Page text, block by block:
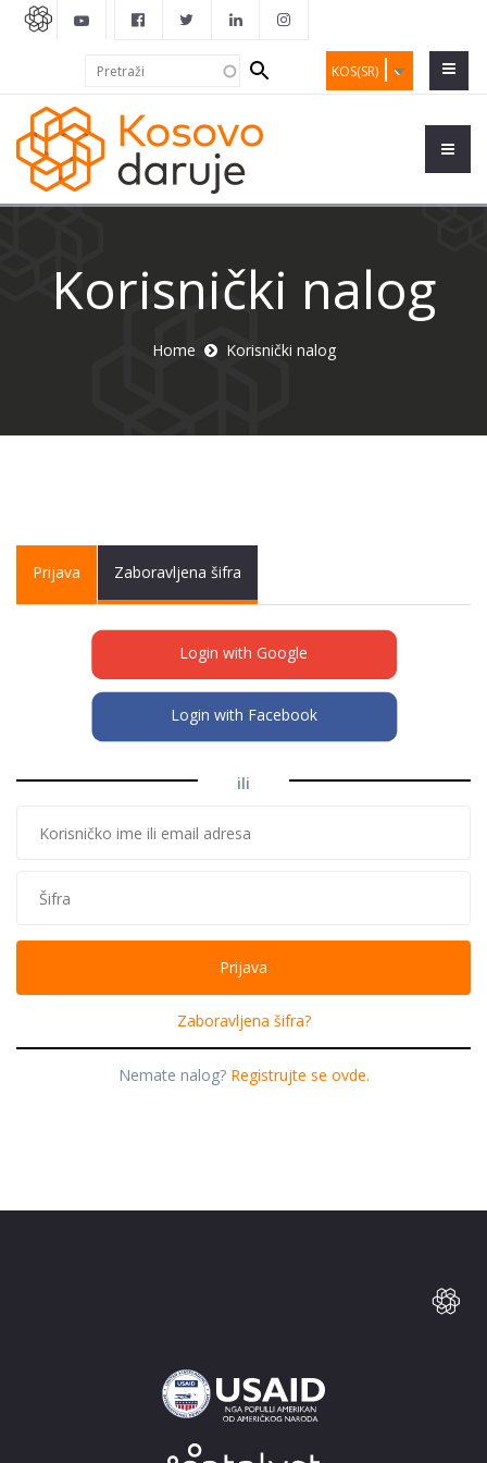
KOS(SR)
Search
form
Korisnički nalog
Home Korisnički nalog
Primary tabs
Prijava (activeZaboravljena šifra
Login with Google
Login with Facebook
ili
Zaboravljena šifra?
Nemate nalog? Registrujte se ovde.